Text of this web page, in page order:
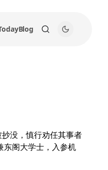
Blog
没，慎行劝任其事者
东阁大学士，入参机